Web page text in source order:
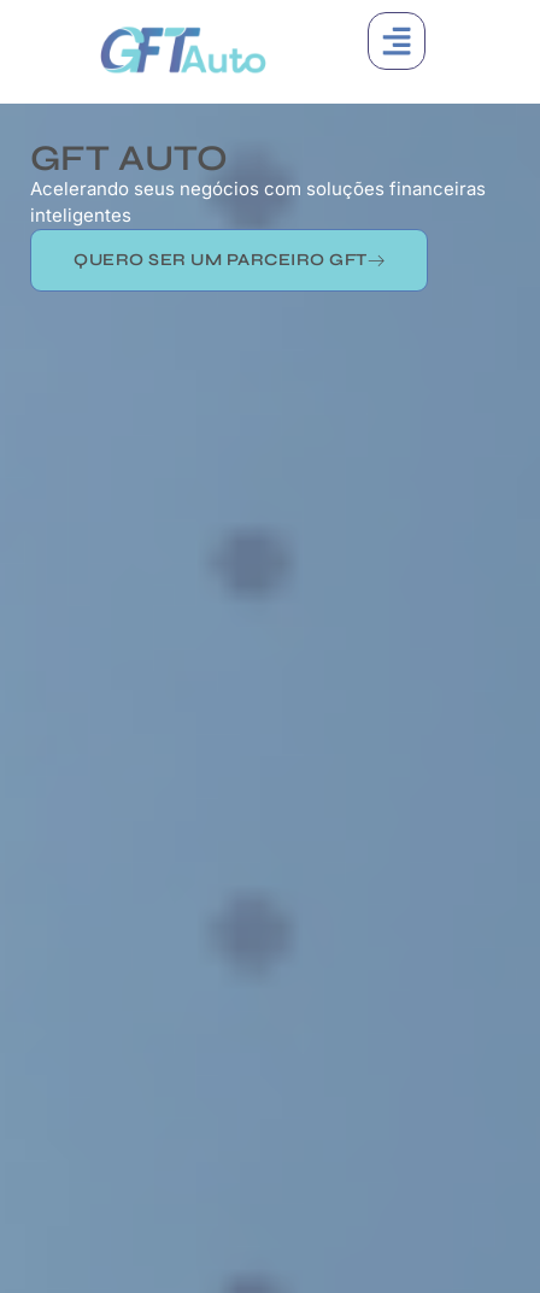
GFT AUTO
Acelerando seus negócios com soluções financeiras
inteligentes
QUERO SER UM PARCEIRO GFT